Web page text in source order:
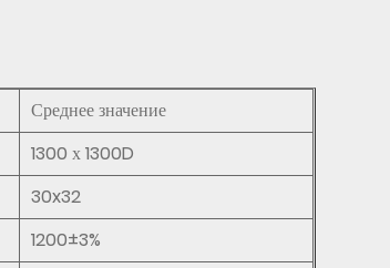
Среднее значение
1300 х 1300D
30x32
1200±3%